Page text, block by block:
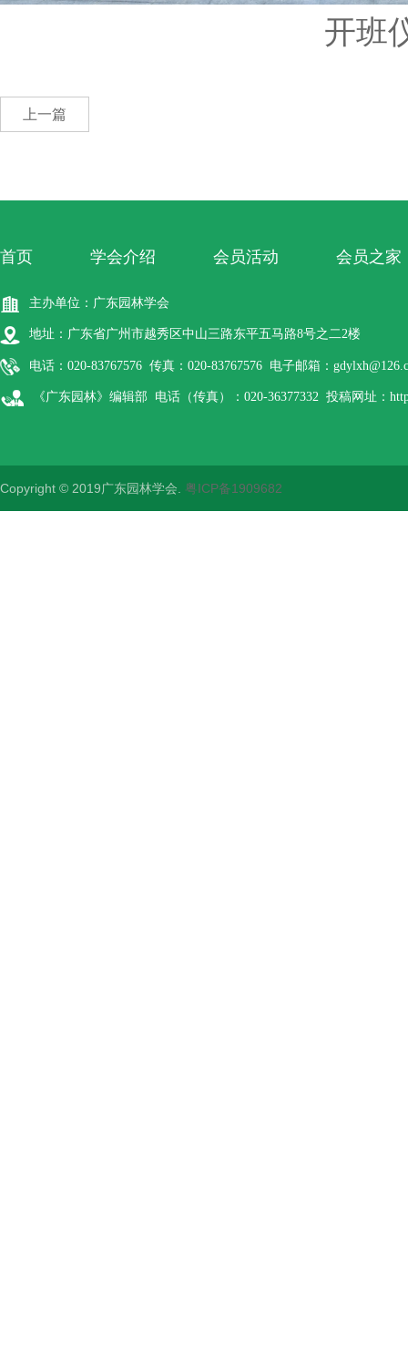
开班
上一篇
首页 学会介绍 会员活动 会员之家
主办单位：广东园林学会
地址：广东省广州市越秀区中山三路东平五马路8号之二2楼
电话：020-83767576 传真：020-83767576 电子邮箱：
《广东园林》编辑部 电话（传真）：020-36377332 投稿网址：
Copyright © 2019广东园林学会. 粤ICP备1909682